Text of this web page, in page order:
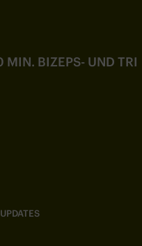
BIZEPS- UND